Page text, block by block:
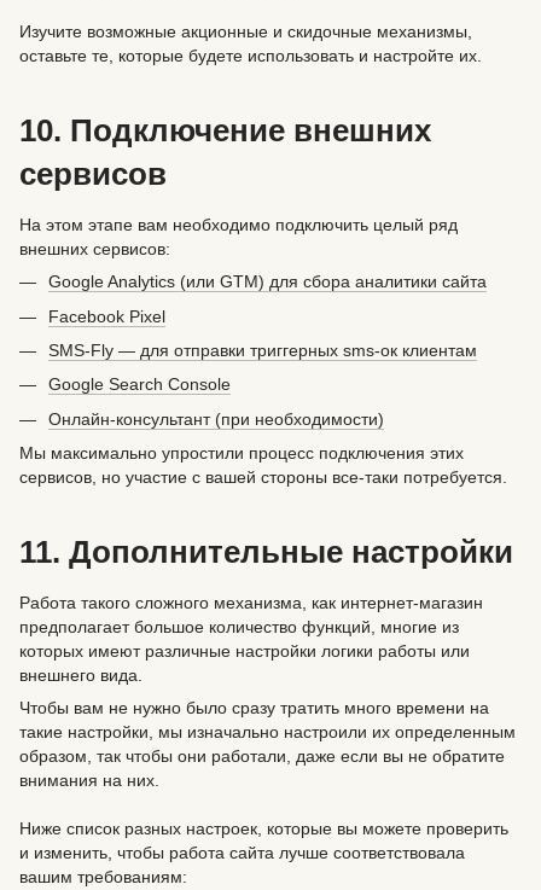
Изучите возможные акционные и скидочные механизмы,
оставьте те, которые будете использовать и настройте их.
10. Подключение внешних
сервисов
На этом этапе вам необходимо подключить целый ряд
внешних сервисов:
Google Analytics (или GTM) для сбора аналитики сайта
Facebook Pixel
SMS-Fly — для отправки триггерных sms-ок клиентам
Google Search Console
Онлайн-консультант (при необходимости)
Мы максимально упростили процесс подключения этих
сервисов, но участие с вашей стороны все-таки потребуется.
11. Дополнительные настройки
Работа такого сложного механизма, как интернет-магазин
предполагает большое количество функций, многие из
которых имеют различные настройки логики работы или
внешнего вида.
Чтобы вам не нужно было сразу тратить много времени на
такие настройки, мы изначально настроили их определенным
образом, так чтобы они работали, даже если вы не обратите
внимания на них.
Ниже список разных настроек, которые вы можете проверить
и изменить, чтобы работа сайта лучше соответствовала
вашим требованиям: